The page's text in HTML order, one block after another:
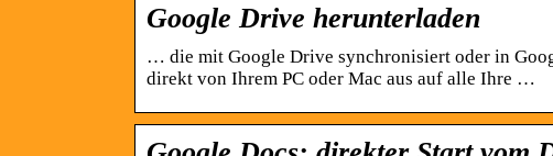
Google Drive herunterladen
… die mit Google Drive synchronisiert oder in
direkt von Ihrem PC oder Mac aus auf alle Ihre …